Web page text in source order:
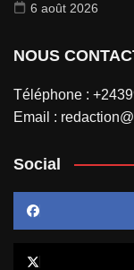
6 août 2026
NOUS
Téléphone :
Email :
Social